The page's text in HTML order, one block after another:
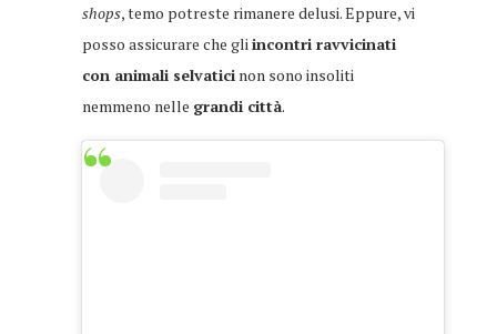
shops, temo potreste rimanere delusi. Eppure, vi
posso assicurare che gli incontri ravvicinati
con animali selvatici non sono insoliti
nemmeno nelle grandi città.